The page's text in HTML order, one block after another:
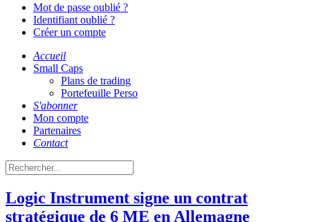
Mot de passe oublié ?
Identifiant oublié ?
Créer un compte
Accueil
Small Caps
Plans de trading
Portefeuille Perso
S'abonner
Mon compte
Partenaires
Contact
Logic Instrument signe un contrat
stratégique de 6 ME en Allemagne